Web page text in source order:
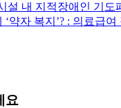
설 내 지적장애인 기
약자 복지’? : 의료급
요